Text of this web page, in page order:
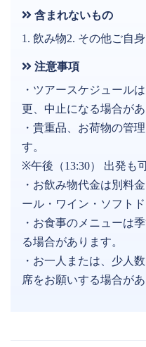
含まれないもの
1. 飲み物2. その他ご自
注意事項
・ツアースケジュール
更、中止になる場合があ
・貴重品、お荷物の管
す。
※午後（13:30） 出発も
・お飲み物代金は別料
ール・ワイン・ソフトド
・お食事のメニューは
る場合があります。
・お一人または、少人
席をお願いする場合があ